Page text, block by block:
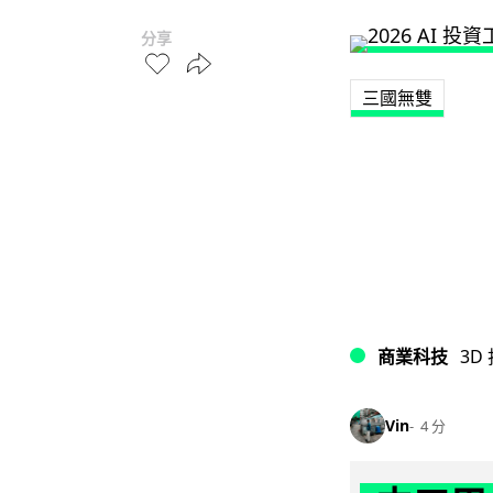
分享
三國無雙
商業科技 3D
Vin 4 分